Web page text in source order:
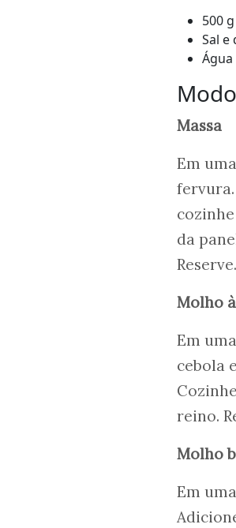
500
Sal e
Massa
Em
fervura.
da
Reserve.
Molho
Em
cebola
reino.
Molho
Em